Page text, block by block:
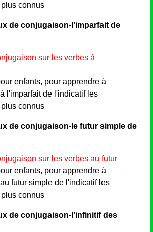
connus
de conjugaison-l'imparfait de
sur les verbes à
enfants, pour apprendre à
l'imparfait de l'indicatif les
connus
de conjugaison-le futur simple de
sur les verbes au futur
enfants, pour apprendre à
futur simple de l'indicatif les
connus
de conjugaison-l'infinitif des